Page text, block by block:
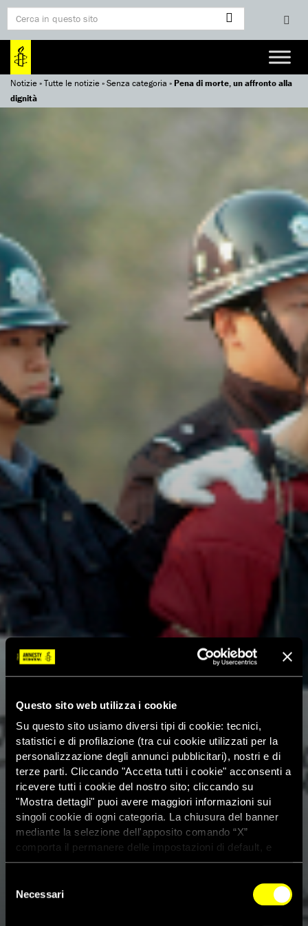
Questo sito web utilizza i cookie
Su questo sito usiamo diversi tipi di cookie: tecnici,
statistici e di profilazione (tra cui cookie utilizzati per la
personalizzazione degli annunci pubblicitari), nostri e di
terze parti. Cliccando "Accetta tutti i cookie" acconsenti a
ricevere tutti i cookie del nostro sito; cliccando su
"Mostra dettagli" puoi avere maggiori informazioni sui
singoli cookie di ogni categoria. La chiusura del banner
mediante la selezione dell'apposito comando “X”
comporta il permanere delle impostazioni di default, e
dunque la continuazione della navigazione con i cookie
dei cookie attivi sul sito clicca
delNecessari
Notizie»Tutte le notizie»Senza categoria »Pena di morte, un affronto alla
dignità